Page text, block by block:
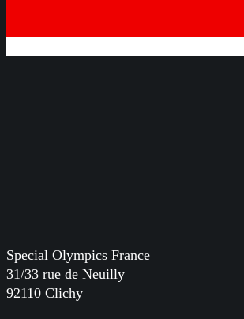
Special Olympics France
31/33 rue de Neuilly
92110 Clichy